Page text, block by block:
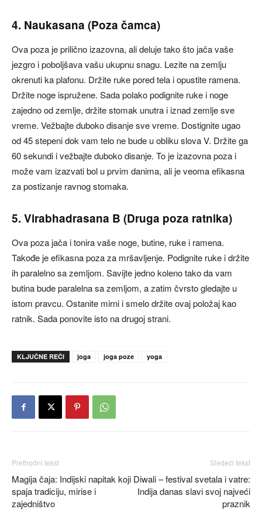
4. Naukasana (Poza čamca)
Ova poza je prilično izazovna, ali deluje tako što jača vaše
jezgro i poboljšava vašu ukupnu snagu. Lezite na zemlju
okrenuti ka plafonu. Držite ruke pored tela i opustite ramena.
Držite noge ispružene. Sada polako podignite ruke i noge
zajedno od zemlje, držite stomak unutra i iznad zemlje sve
vreme. Vežbajte duboko disanje sve vreme. Dostignite ugao
od 45 stepeni dok vam telo ne bude u obliku slova V. Držite ga
60 sekundi i vežbajte duboko disanje. To je izazovna poza i
može vam izazvati bol u prvim danima, ali je veoma efikasna
za postizanje ravnog stomaka.
5. Virabhadrasana B (Druga poza ratnika)
Ova poza jača i tonira vaše noge, butine, ruke i ramena.
Takođe je efikasna poza za mršavljenje. Podignite ruke i držite
ih paralelno sa zemljom. Savijte jedno koleno tako da vam
butina bude paralelna sa zemljom, a zatim čvrsto gledajte u
istom pravcu. Ostanite mirni i smelo držite ovaj položaj kao
ratnik. Sada ponovite isto na drugoj strani.
KLJUČNE REČI joga joga poze yoga
Prethodni tekst
Magija čaja: Indijski napitak koji
spaja tradiciju, mirise i
zajedništvo
Sledeći tekst
Diwali – festival svetala i vatre:
Indija danas slavi svoj najveći
praznik